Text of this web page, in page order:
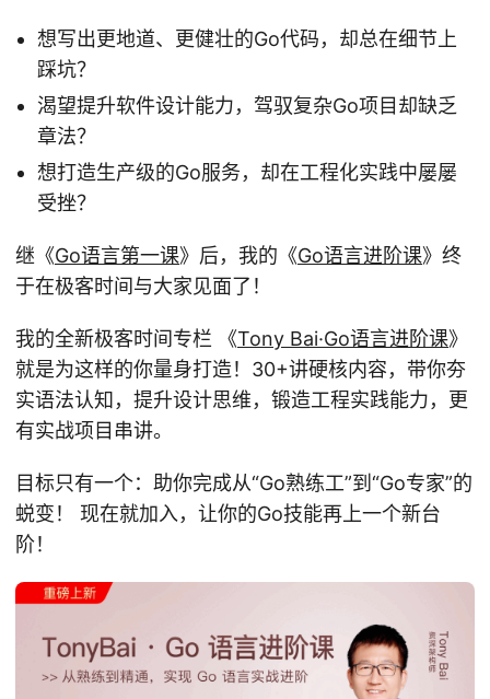
想写出更地道、更健壮的Go代码，却总在细节上
踩坑？
渴望提升软件设计能力，驾驭复杂Go项目却缺乏
章法？
想打造生产级的Go服务，却在工程化实践中屡屡
受挫？
继《Go语言第一课》后，我的《Go语言进阶课》终
于在极客时间与大家见面了！
我的全新极客时间专栏 《Tony Bai·Go语言进阶课》
就是为这样的你量身打造！30+讲硬核内容，带你夯
实语法认知，提升设计思维，锻造工程实践能力，更
有实战项目串讲。
目标只有一个：助你完成从“Go熟练工”到“Go专家”的
蜕变！ 现在就加入，让你的Go技能再上一个新台
阶！